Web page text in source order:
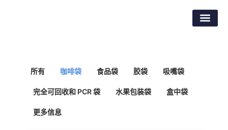
所有 咖啡袋 食品袋 胶袋 吸嘴袋
完全可回收和 PCR 袋 水果包装袋 盒中袋
更多信息